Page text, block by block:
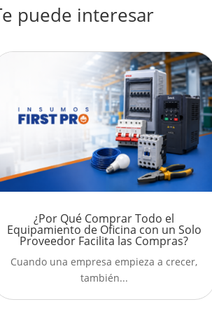
puede interesar
¿Por Qué Comprar Todo el
Equipamiento de Oficina con un Solo
Proveedor Facilita las Compras?
Cuando una empresa empieza a crecer,
también...